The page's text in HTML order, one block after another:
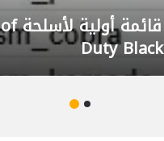
أبرز شخصيات Call of Duty